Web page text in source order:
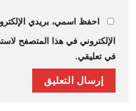
احفظ اسمي، بريدي
الإلكتروني في هذا المتصفح
في تعليقي.